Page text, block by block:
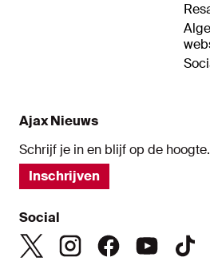
Ajax Nieuws
Schrijf je in en blijf op de hoogte.
Inschrijven
Social